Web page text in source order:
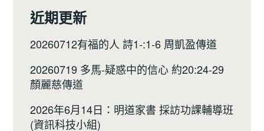
近期更新
20260712有福的人 詩1-:1-6 周凱盈傳道
20260719 多馬-疑惑中的信心 約20:24-29
顏麗慈傳道
2026年6月14日：明道家書 採訪功課輔導班
(資訊科技小組)